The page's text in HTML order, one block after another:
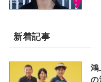
新着記事
鴻